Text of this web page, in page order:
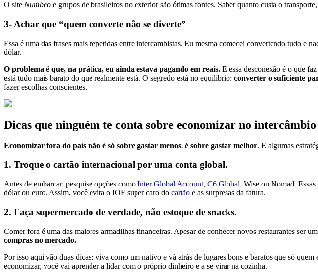
O site Numbeo e grupos de brasileiros no exterior são ótimas fontes. Saber quanto custa o
3- Achar que “quem converte não se diverte”
Essa é uma das frases mais repetidas entre intercambistas. Eu mesma comecei convertendo tudo
dólar.
O problema é que, na prática, eu ainda estava pagando em reais. E essa desconexão é o que
está tudo mais barato do que realmente está. O segredo está no equilíbrio: converter o suficiente
fazer escolhas conscientes.
Dicas que ninguém te conta sobre economizar no intercâmbio
Economizar fora do país não é só sobre gastar menos, é sobre gastar melhor. E algumas
1. Troque o cartão internacional por uma conta global.
Antes de embarcar, pesquise opções como Inter Global Account, C6 Global, Wise ou Nomad.
dólar ou euro. Assim, você evita o IOF super caro do cartão e as surpresas da fatura.
2. Faça supermercado de verdade, não estoque de snacks.
Comer fora é uma das maiores armadilhas financeiras. Apesar de conhecer novos restaurantes ser
compras no mercado.
Por isso aqui vão duas dicas: viva como um nativo e vá atrás de lugares bons e baratos que só
economizar, você vai aprender a lidar com o próprio dinheiro e a se virar na cozinha.